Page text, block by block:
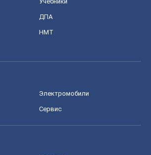
ДПА
НМТ
Электромобили
Сервис